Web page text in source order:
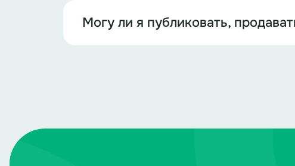
Могу ли я публиковать,